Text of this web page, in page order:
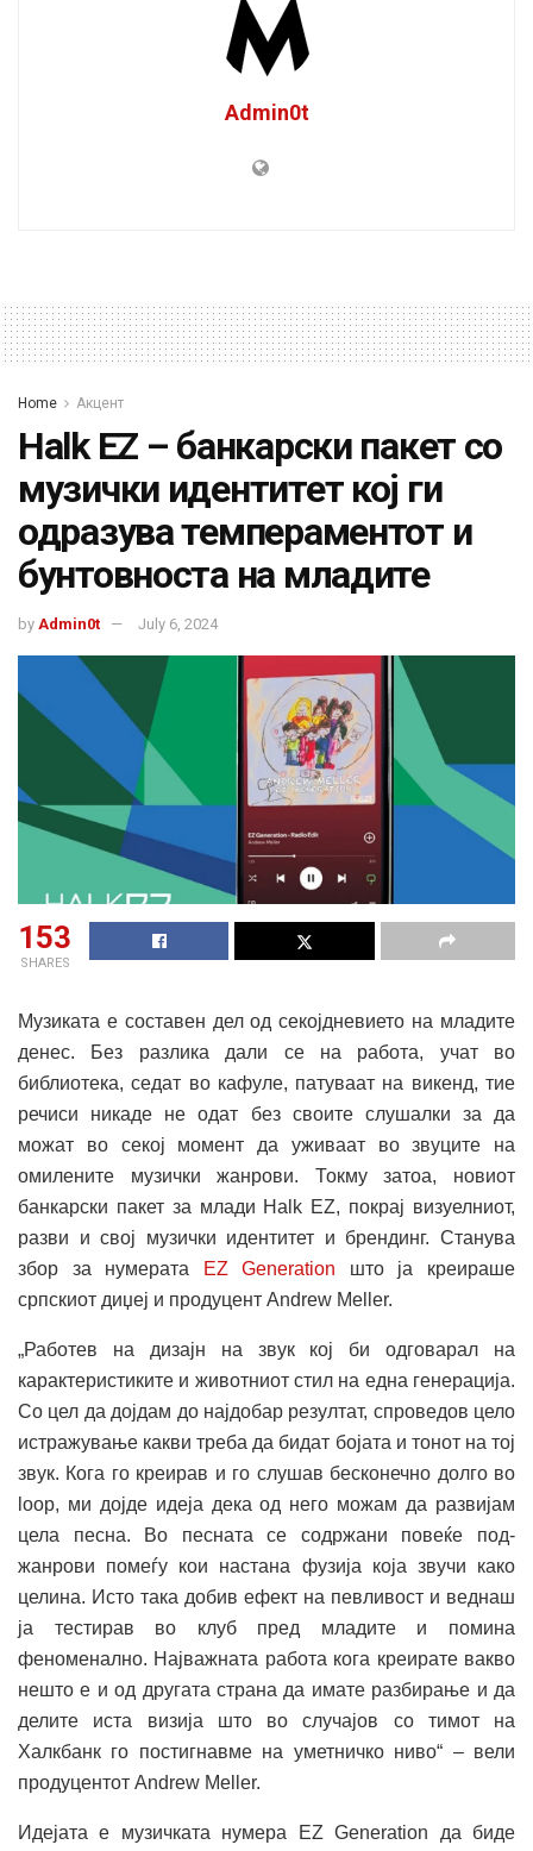
Admin0t
Home Акцент
Halk EZ – банкарски пакет со
музички идентитет кој ги
одразува темпераментот и
бунтовноста на младите
by Admin0t July 6, 2024
153
SHARES
Музиката е составен дел од секојдневието на младите
денес. Без разлика дали се на работа, учат во
библиотека, седат во кафуле, патуваат на викенд, тие
речиси никаде не одат без своите слушалки за да
можат во секој момент да уживаат во звуците на
омилените музички жанрови. Токму затоа, новиот
банкарски пакет за млади Halk EZ, покрај визуелниот,
разви и свој музички идентитет и брендинг. Станува
збор за нумерата
EZ Generation што ја креираше
српскиот диџеј и продуцент Andrew Meller.
„Работев на дизајн на звук кој би одговарал на
карактеристиките и животниот стил на една генерација.
Со цел да дојдам до најдобар резултат, спроведов цело
истражување какви треба да бидат бојата и тонот на тој
звук. Кога го креирав и го слушав бесконечно долго во
loop, ми дојде идеја дека од него можам да развијам
цела песна. Во песната се содржани повеќе под-
жанрови помеѓу кои настана фузија која звучи како
целина. Исто така добив ефект на певливост и веднаш
ја тестирав во клуб пред младите и помина
феноменално. Најважната работа кога креирате вакво
нешто е и од другата страна да имате разбирање и да
делите иста визија што во случајов со тимот на
Халкбанк го постигнавме на уметничко ниво“ – вели
продуцентот Andrew Meller.
Идејата е музичката нумера EZ Generation да биде